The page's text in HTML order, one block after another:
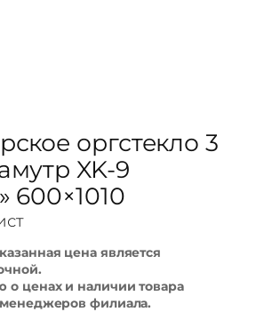
оргстекло 3
XK-9
600×1010
цена является
ценах и наличии товара
филиала.